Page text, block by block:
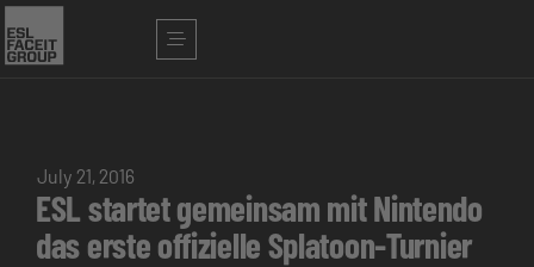
July 21, 2016
ESL startet gemeinsam mit Nintendo
das erste offizielle Splatoon-Turnier